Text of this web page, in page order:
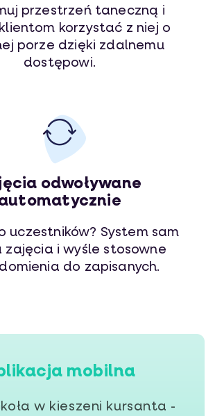
przestrzeń taneczną i
korzystać z niej o
porze dzięki zdalnemu
dostępowi.
odwoływane
uczestników? System sam
zajęcia i wyśle stosowne
do zapisanych.
mobilna
w kieszeni kursanta -